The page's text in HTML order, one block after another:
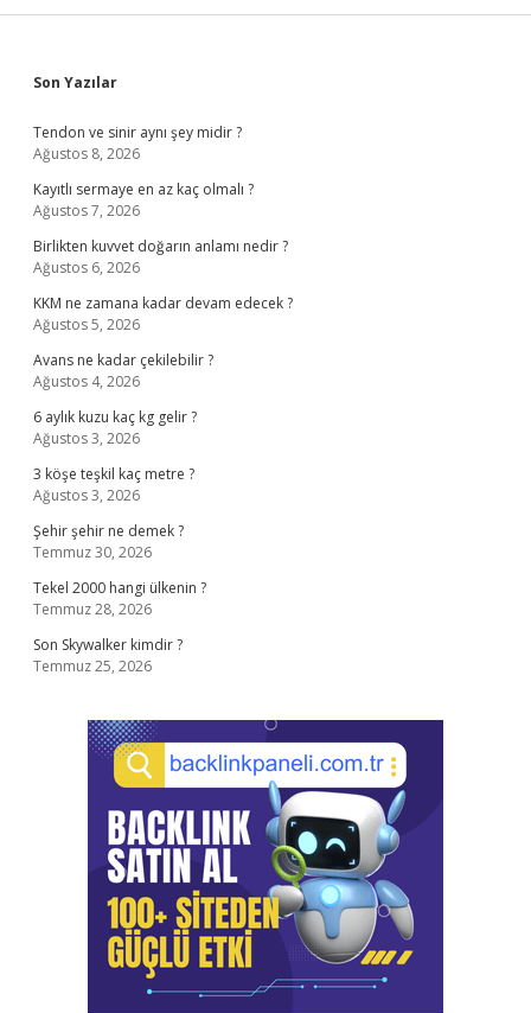
Sidebar
Son Yazılar
Tendon ve sinir aynı şey midir ?
Ağustos 8, 2026
Kayıtlı sermaye en az kaç olmalı ?
Ağustos 7, 2026
Birlikten kuvvet doğarın anlamı nedir ?
Ağustos 6, 2026
KKM ne zamana kadar devam edecek ?
Ağustos 5, 2026
Avans ne kadar çekilebilir ?
Ağustos 4, 2026
6 aylık kuzu kaç kg gelir ?
Ağustos 3, 2026
3 köşe teşkil kaç metre ?
Ağustos 3, 2026
Şehir şehir ne demek ?
Temmuz 30, 2026
Tekel 2000 hangi ülkenin ?
Temmuz 28, 2026
Son Skywalker kimdir ?
Temmuz 25, 2026